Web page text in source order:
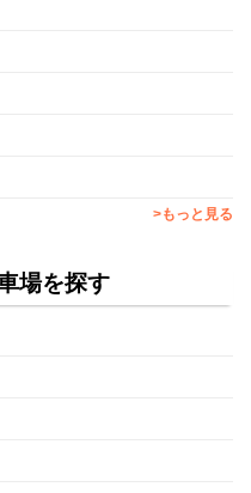
>もっと見る
場を探す